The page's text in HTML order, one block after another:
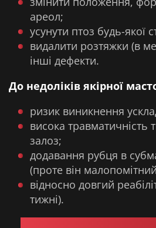
ареол;
усунути птоз будь-якої
видалити розтяжки (в
інші дефекти.
До недоліків ​​якірної
ризик виникнення
висока травматичність
залоз;
додавання рубця в
(проте він
відносно довгий
тижні).